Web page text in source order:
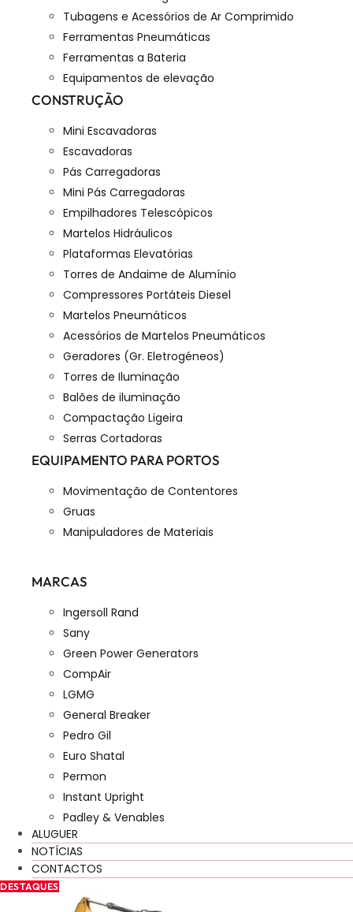
Tubagens e Acessórios de Ar Comprimido
Ferramentas Pneumáticas
Ferramentas a Bateria
Equipamentos de elevação
CONSTRUÇÃO
Mini Escavadoras
Escavadoras
Pás Carregadoras
Mini Pás Carregadoras
Empilhadores Telescópicos
Martelos Hidráulicos
Plataformas Elevatórias
Torres de Andaime de Alumínio
Compressores Portáteis Diesel
Martelos Pneumáticos
Acessórios de Martelos Pneumáticos
Geradores (Gr. Eletrogéneos)
Torres de Iluminação
Balões de iluminação
Compactação Ligeira
Serras Cortadoras
EQUIPAMENTO PARA PORTOS
Movimentação de Contentores
Gruas
Manipuladores de Materiais
MARCAS
Ingersoll Rand
Sany
Green Power Generators
CompAir
LGMG
General Breaker
Pedro Gil
Euro Shatal
Permon
Instant Upright
Padley & Venables
ALUGUER
NOTÍCIAS
CONTACTOS
DESTAQUES